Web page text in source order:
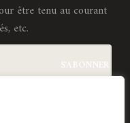
être tenu au courant
etc.